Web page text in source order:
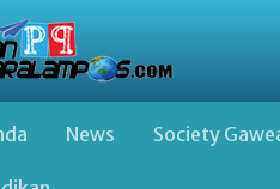
News Society